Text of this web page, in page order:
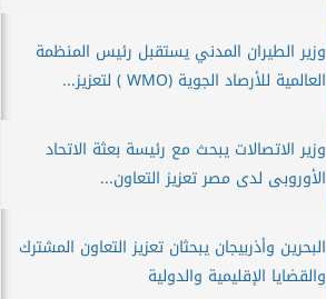
وزير الطيران المدني يستقبل رئيس المنظمة
العالمية للأرصاد الجوية (WMO ) لتعزيز...
وزير الاتصالات يبحث مع رئيسة بعثة الاتحاد
الأوروبى لدى مصر تعزيز التعاون...
البحرين وأذربيجان يبحثان تعزيز التعاون المشترك
والقضايا الإقليمية والدولية